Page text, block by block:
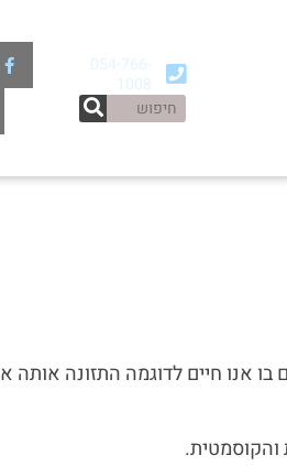
054-766-
1008
אנו חיים לדוגמה התזונה אותה
והקוסמטית.